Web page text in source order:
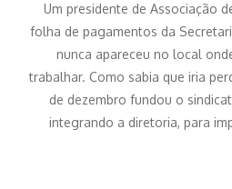
Um presidente de Associação
folha de pagamentos da
nunca apareceu no local
trabalhar. Como sabia que iria
de dezembro fundou o
integrando a diretoria, para